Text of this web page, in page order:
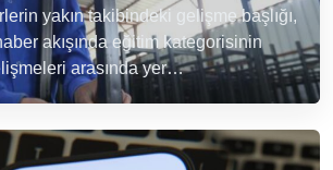
yakın takibindeki gelişme başlığı,
akışında eğitim kategorisinin
arasında yer…